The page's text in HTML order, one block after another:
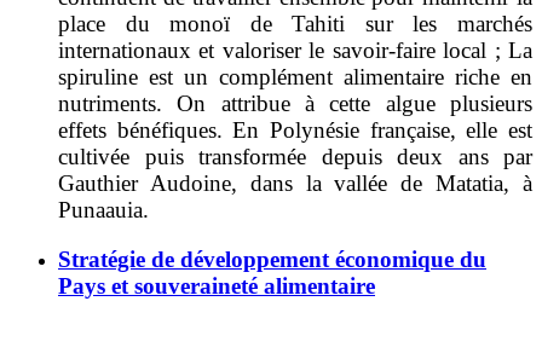
place du monoï de Tahiti sur les marchés
internationaux et valoriser le savoir-faire local ; La
spiruline est un complément alimentaire riche en
nutriments. On attribue à cette algue plusieurs
effets bénéfiques. En Polynésie française, elle est
cultivée puis transformée depuis deux ans par
Gauthier Audoine, dans la vallée de Matatia, à
Punaauia.
Stratégie de développement économique du
Pays et souveraineté alimentaire